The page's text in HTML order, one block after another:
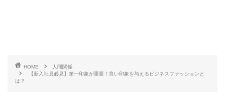
HOME
人間関係
【新入社員必見】第一印象が重要！良い印象を与えるビジネスファッションと
は？